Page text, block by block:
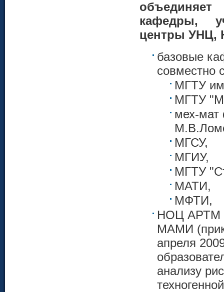
кафедры,
центры УНЦ,
базовые
совместно
МГТУ
МГТУ
мех-
МГСУ,
МГИУ,
МГТУ
МАТИ,
МФТИ,
НОЦ АРТМ
МАМИ
апреля
анализу